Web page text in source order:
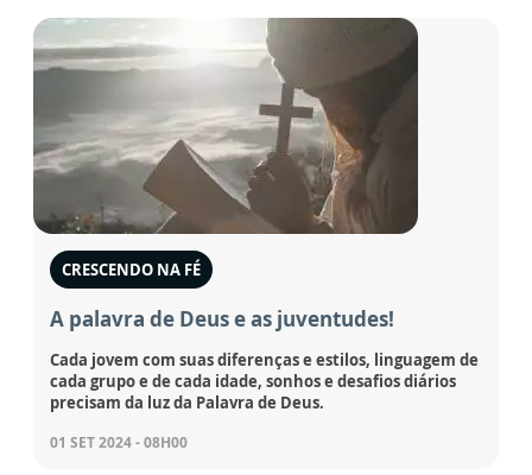
CRESCENDO NA FÉ
A palavra de Deus e as juventudes!
Cada jovem com suas diferenças e estilos, linguagem de
cada grupo e de cada idade, sonhos e desafios diários
precisam da luz da Palavra de Deus.
01 SET 2024 - 08H00